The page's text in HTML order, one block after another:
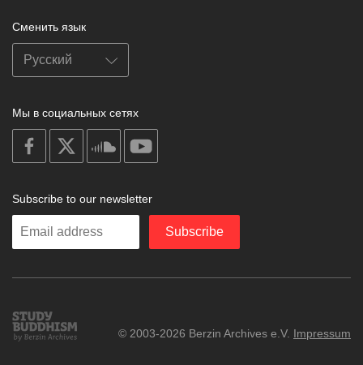
Сменить язык
Мы в социальных сетях
on
facebook
soundcloud
Subscribe to our newsletter
Enter
Subscribe
Study
Buddhism
© 2003-2026 Berzin Archives e.V. Impressum